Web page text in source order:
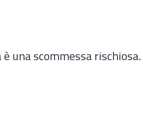
una scommessa rischiosa.